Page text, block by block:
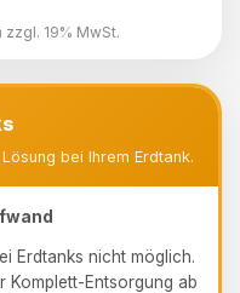
19% MwSt.
bei Ihrem Erdtank.
Erdtanks nicht möglich.
Komplett-Entsorgung ab